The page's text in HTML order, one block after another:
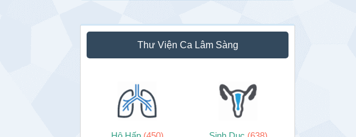
Thư Viện Ca Lâm Sàng